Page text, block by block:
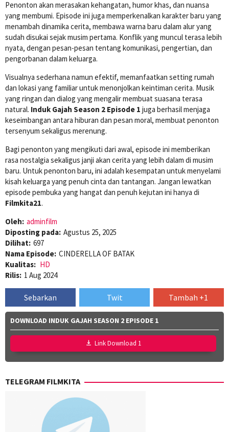
Penonton akan merasakan kehangatan, humor khas, dan nuansa
yang membumi. Episode ini juga memperkenalkan karakter baru yang
menambah dinamika cerita, membawa warna baru dalam alur yang
sudah disukai sejak musim pertama. Konflik yang muncul terasa lebih
nyata, dengan pesan-pesan tentang komunikasi, pengertian, dan
pengorbanan dalam keluarga.
Visualnya sederhana namun efektif, memanfaatkan setting rumah
dan lokasi yang familiar untuk menonjolkan keintiman cerita. Musik
yang ringan dan dialog yang mengalir membuat suasana terasa
natural. Induk Gajah Season 2 Episode 1 juga berhasil menjaga
keseimbangan antara hiburan dan pesan moral, membuat penonton
tersenyum sekaligus merenung.
Bagi penonton yang mengikuti dari awal, episode ini memberikan
rasa nostalgia sekaligus janji akan cerita yang lebih dalam di musim
baru. Untuk penonton baru, ini adalah kesempatan untuk menyelami
kisah keluarga yang penuh cinta dan tantangan. Jangan lewatkan
episode pembuka yang hangat dan penuh kejutan ini hanya di
Filmkita21.
Oleh: adminfilm
Diposting pada: Agustus 25, 2025
Dilihat: 697
Nama Episode: CINDERELLA OF BATAK
Kualitas: HD
Rilis: 1 Aug 2024
Sebarkan Twit Tambah +1
DOWNLOAD INDUK GAJAH SEASON 2 EPISODE 1
Link Download 1
TELEGRAM FILMKITA